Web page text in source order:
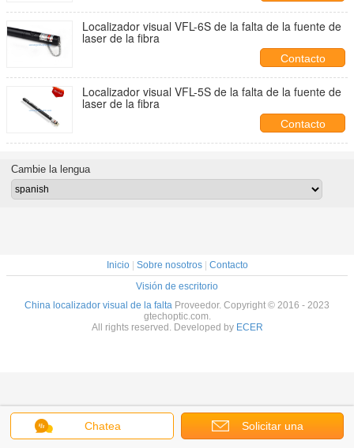
Localizador visual VFL-6S de la falta de la fuente de
laser de la fibra
Contacto
Localizador visual VFL-5S de la falta de la fuente de
laser de la fibra
Contacto
Chatea Solicitar una
Cambie la lengua
Inicio| Sobre nosotros| Contacto
Visión de escritorio
China localizador visual de la falta Proveedor. Copyright © 2016 - 2023
gtechoptic.com.
All rights reserved. Developed by ECER